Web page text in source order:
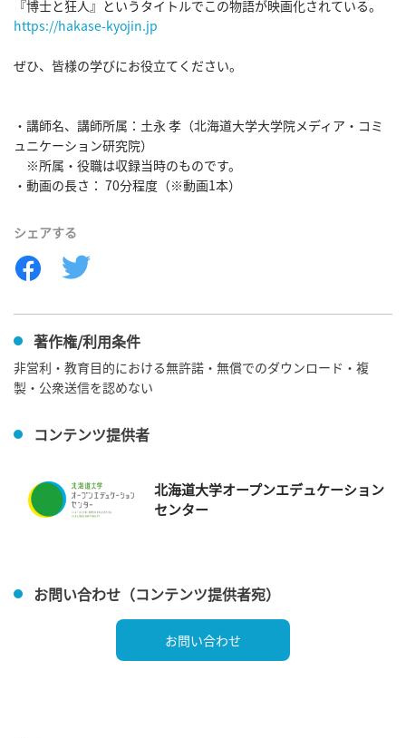
https://hakase-kyojin.jp
ぜひ、皆様の学びにお役立てください。
・講師名、講師所属：土永 孝（北海道大学大学院メディア・コミ
ュニケーション研究院）
※所属・役職は収録当時のものです。
・動画の長さ： 70分程度（※動画1本）
シェアする
著作権/利用条件
非営利・教育目的における無許諾・無償でのダウンロード・複
製・公衆送信を認めない
コンテンツ提供者
北海道大学オープンエデュケーション
センター
お問い合わせ（コンテンツ提供者宛）
お問い合わせ